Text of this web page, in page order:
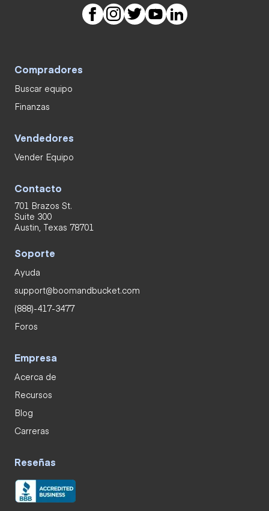
Compradores
Buscar equipo
Finanzas
Vendedores
Vender Equipo
Contacto
701 Brazos St.
Suite 300
Austin, Texas 78701
Soporte
Ayuda
support@boomandbucket.com
(888)-417-3477
Foros
Empresa
Acerca de
Recursos
Blog
Carreras
Reseñas